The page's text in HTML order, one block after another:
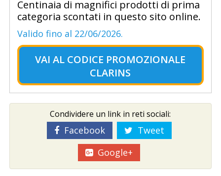
Centinaia di magnifici prodotti di prima
categoria scontati in questo sito online.
Valido fino al 22/06/2026.
VAI AL CODICE PROMOZIONALE
CLARINS
Condividere un link in reti sociali:
Facebook
Tweet
Google+